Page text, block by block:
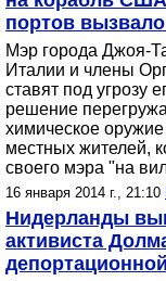
портов
Мэр города Джоя-
Италии и члены
ставят под угрозу
решение
химическое
местных жителей,
своего мэра "на
16 января 2014 г., 21:10
Нидерланды
активиста